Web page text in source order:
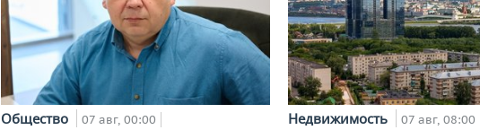
Общество 07 авг, 00:00 Недвижимость 07 авг, 08:00